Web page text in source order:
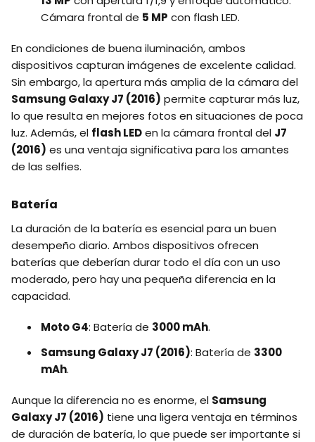
Cámara frontal de 5 MP con flash LED.
En condiciones de buena iluminación, ambos
dispositivos capturan imágenes de excelente calidad.
Sin embargo, la apertura más amplia de la cámara del
Samsung Galaxy J7 (2016) permite capturar más luz,
lo que resulta en mejores fotos en situaciones de poca
luz. Además, el flash LEDen la cámara frontal del J7
(2016) es una ventaja significativa para los amantes
de las selfies.
Batería
La duración de la batería es esencial para un buen
desempeño diario. Ambos dispositivos ofrecen
baterías que deberían durar todo el día con un uso
moderado, pero hay una pequeña diferencia en la
capacidad.
Moto G4: Batería de 3000 mAh.
Samsung Galaxy J7 (2016): Batería de 3300
mAh.
Aunque la diferencia no es enorme, el Samsung
Galaxy J7 (2016) tiene una ligera ventaja en términos
de duración de batería, lo que puede ser importante si